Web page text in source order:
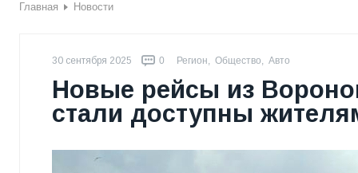
Главная Новости
30 сентября 2025 0 Регион, Общество, Авто
Новые рейсы из
стали доступны